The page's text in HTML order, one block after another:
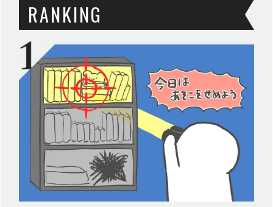
RANKING